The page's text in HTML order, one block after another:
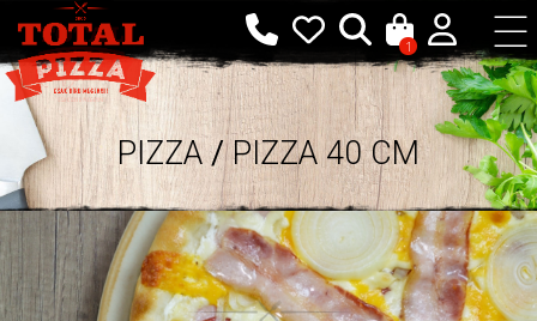
1
PIZZA/PIZZA 40 CM